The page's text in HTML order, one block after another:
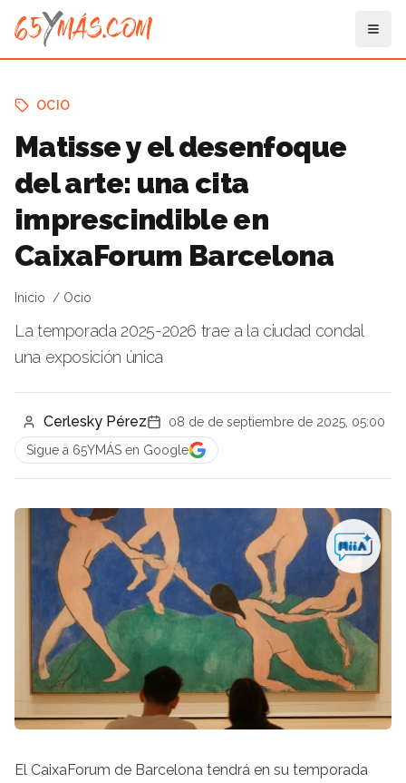
OCIO
Matisse y el desenfoque
del arte: una cita
imprescindible en
CaixaForum Barcelona
Inicio Ocio
La temporada 2025-2026 trae a la ciudad condal
una exposición única
Cerlesky Pérez
08 de de septiembre de 2025, 05:00
Sigue a 65YMÁS en Google
El CaixaForum de Barcelona tendrá en su temporada